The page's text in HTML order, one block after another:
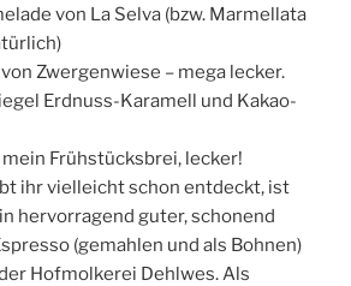
von La Selva (bzw. Marmellata
Zwergenwiese – mega lecker.
Erdnuss-Karamell und Kakao-
mein Frühstücksbrei, lecker!
ihr vielleicht schon entdeckt, ist
hervorragend guter, schonend
(gemahlen und als Bohnen)
Hofmolkerei Dehlwes. Als